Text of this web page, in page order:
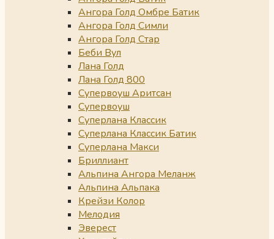
Ангора Голд Омбре Батик
Ангора Голд Симли
Ангора Голд Стар
Беби Вул
Лана Голд
Лана Голд 800
Супервоуш Аритсан
Супервоуш
Суперлана Классик
Суперлана Классик Батик
Суперлана Макси
Бриллиант
Альпина Ангора Меланж
Альпина Альпака
Крейзи Колор
Мелодия
Эверест